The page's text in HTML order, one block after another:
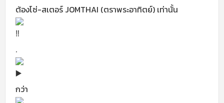
ต้องโซ่-สเตอร์ JOMTHAI (ตราพระอาทิตย์) เท่านั้น
.
กว่า